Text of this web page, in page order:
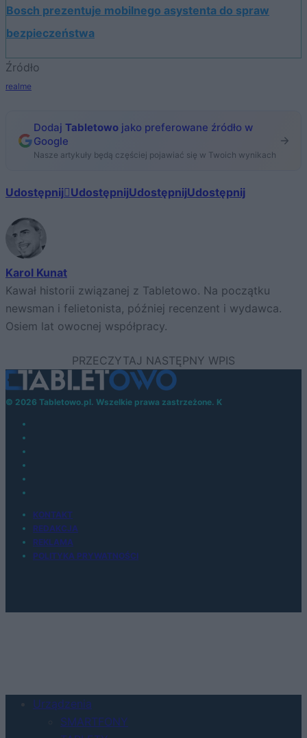
Bosch prezentuje mobilnego asystenta do spraw
bezpieczeństwa
Źródło
realme
Dodaj Tabletowo jako preferowane źródło w
Google
Nasze artykuły będą częściej pojawiać się w Twoich wynikach
Udostępnij UdostępnijUdostępnijUdostępnij
Karol Kunat
Kawał historii związanej z Tabletowo. Na początku
newsman i felietonista, później recenzent i wydawca.
Osiem lat owocnej współpracy.
© 2026 Tabletowo.pl. Wszelkie prawa zastrzeżone. K
KONTAKT
REDAKCJA
REKLAMA
POLITYKA PRYWATNOŚCI
Urządzenia
SMARTFONY